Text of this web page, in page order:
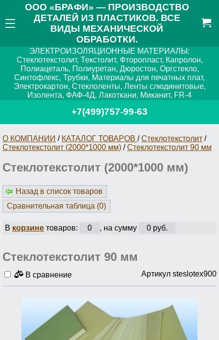
ООО «БРАФИ» — ПРОИЗВОДСТВО
ДЕТАЛЕЙ ИЗ ПЛАСТИКОВ. ВСЕ
ВИДЫ МЕХАНИЧЕСКОЙ
ОБРАБОТКИ.
ЭЛЕКТРОИЗОЛЯЦИОННЫЕ МАТЕРИАЛЫ:
Стеклотекстолит, Текстолит, Фторопласт, Капролон,
Полиацеталь, Полиуретан, Дюростон, Оргстекло,
Синтофлекс, Трубки, Материалы для печатных плат,
Электрокартон, Стеклоленты, Ленты слюдинитовые,
Изолента, ФАФ-4Д, Лакоткани, Миканит, FR-4
+7(499)757-99-63
О КОМПАНИИ / КАТАЛОГ ТОВАРОВ /Стеклотекстолит /
Стеклотекстолит (2000*1000 мм) /Стеклотекстолит 90 мм
Стеклотекстолит (2000*1000 мм)
Назад в список товаров
Сравнительная таблица (0)
В корзинетоваров: 0 , на сумму 0 руб.
Стеклотекстолит 90 мм
В сравнение Артикул steslotex900